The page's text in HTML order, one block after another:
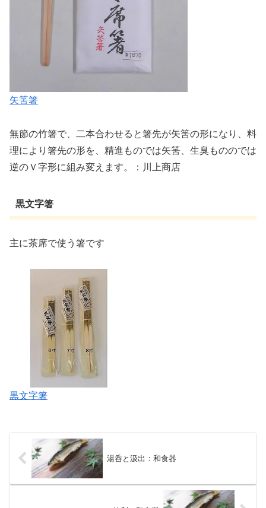
矢筈箸
無節の竹箸で、二本合わせると箸先が矢筈の形になり、料
理により箸先の形を、精進ものでは矢筈、生臭もののでは
逆のＶ字形に組み変えます。：川上商店
黒文字箸
主に茶席で使う箸です
黒文字箸
湯呑と汲出：和食器